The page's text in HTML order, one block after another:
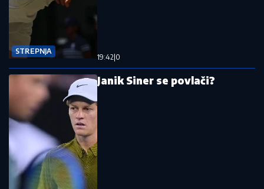
STREPNJA
19:42 0
Janik Siner se povlači?